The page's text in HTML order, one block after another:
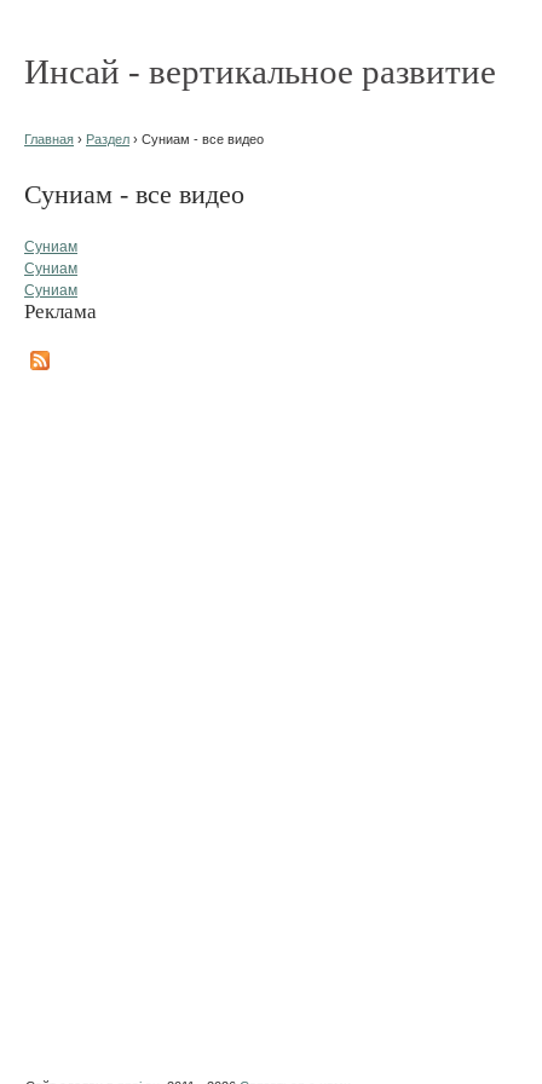
Инсай - вертикальное развитие
Главная › Раздел › Суниам - все видео
Суниам - все видео
Суниам
Суниам
Суниам
Реклама